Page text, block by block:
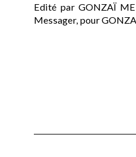
Edité par GONZAÏ
Messager, pour